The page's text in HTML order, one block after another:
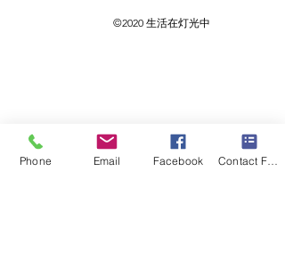
©2020 生活在灯光中
Phone Email Facebook Contact Form